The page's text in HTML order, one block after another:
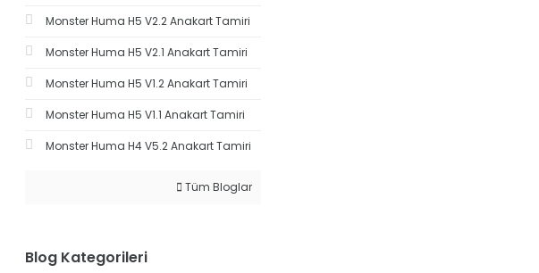
Monster Huma H5 V2.2 Anakart Tamiri
Monster Huma H5 V2.1 Anakart Tamiri
Monster Huma H5 V1.2 Anakart Tamiri
Monster Huma H5 V1.1 Anakart Tamiri
Monster Huma H4 V5.2 Anakart Tamiri
Tüm Bloglar
Blog Kategorileri